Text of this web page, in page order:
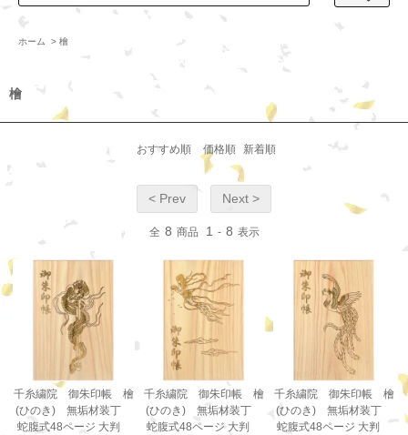
ホーム > 檜
檜
おすすめ順 価格順 新着順
< Prev Next >
全 8 商品 1 - 8 表示
千糸繍院 御朱印帳 檜
(ひのき) 無垢材装丁
蛇腹式48ページ 大判
千糸繍院 御朱印帳 檜
(ひのき) 無垢材装丁
蛇腹式48ページ 大判
千糸繍院 御朱印帳 檜
(ひのき) 無垢材装丁
蛇腹式48ページ 大判